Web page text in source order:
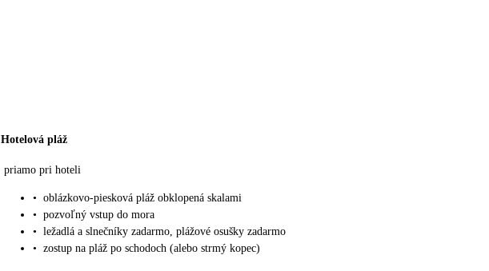
Hotelová pláž
priamo pri hoteli
• oblázkovo-piesková pláž obklopená skalami
• pozvoľný vstup do mora
• ležadlá a slnečníky zadarmo, plážové osušky zadarmo
• zostup na pláž po schodoch (alebo strmý kopec)